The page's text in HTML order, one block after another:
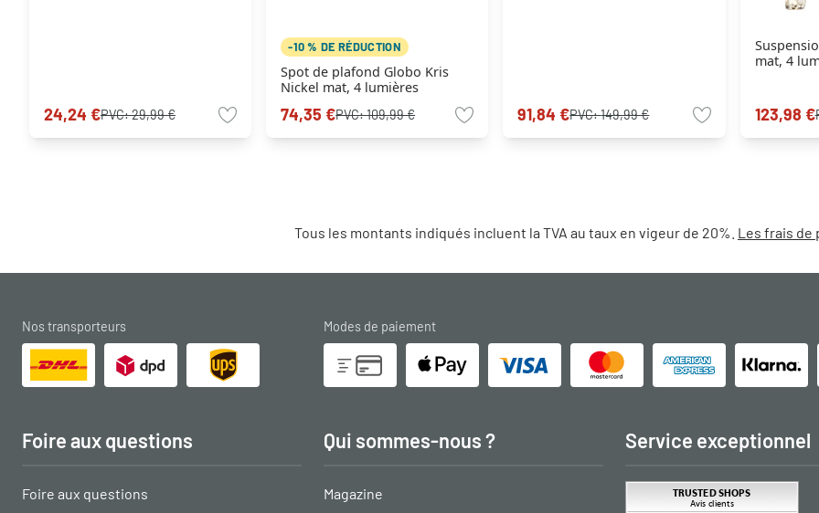
24,24 €PVC:29,99 €
-10 % DE RÉDUCTION
Spot de plafond Globo Kris
Nickel mat, 4 lumières
74,35 €PVC:109,99 € 91,84 €PVC:149,99 €
mat, 4
123,98 €
Tous les montants indiqués incluent la TVA au taux en vigeur de 20%. Les frais de
Nos transporteurs Modes de paiement
Foire aux questions
Foire aux questions
Qui sommes-nous ?
Magazine
Service exceptionnel